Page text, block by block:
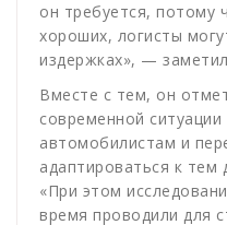
он требуется, потому
хороших, логисты
издержках», —
Вместе с тем, он
современной
автомобилистам и
адаптироваться к тем
«При этом
время проводили для